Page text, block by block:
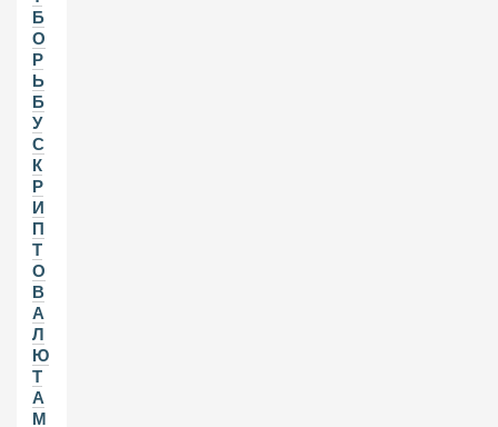
Б
О
Р
Ь
Б
У
С
К
Р
И
П
Т
О
В
А
Л
Ю
Т
А
М